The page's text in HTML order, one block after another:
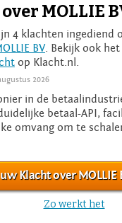
MOLLIE
4 klachten ingediend
BV. Bekijk ook
op Klacht.nl.
2026
in de
betaal-API,
omvang om te
Klacht over MOLLIE
Zo werkt het